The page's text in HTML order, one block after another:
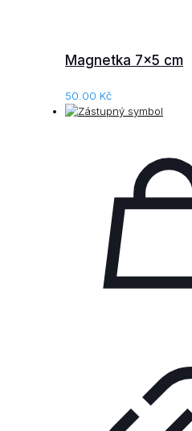
Magnetka 7×5 cm
50.00 Kč